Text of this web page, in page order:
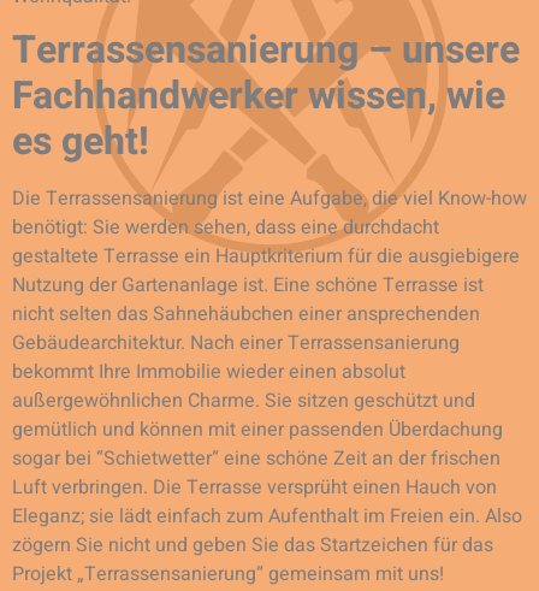
Terrassensanierung – unsere
Fachhandwerker wissen, wie
es geht!
Die Terrassensanierung ist eine Aufgabe, die viel Know-how
benötigt: Sie werden sehen, dass eine durchdacht
gestaltete Terrasse ein Hauptkriterium für die ausgiebigere
Nutzung der Gartenanlage ist. Eine schöne Terrasse ist
nicht selten das Sahnehäubchen einer ansprechenden
Gebäudearchitektur. Nach einer Terrassensanierung
bekommt Ihre Immobilie wieder einen absolut
außergewöhnlichen Charme. Sie sitzen geschützt und
gemütlich und können mit einer passenden Überdachung
sogar bei “Schietwetter“ eine schöne Zeit an der frischen
Luft verbringen. Die Terrasse versprüht einen Hauch von
Eleganz; sie lädt einfach zum Aufenthalt im Freien ein. Also
zögern Sie nicht und geben Sie das Startzeichen für das
Projekt „Terrassensanierung“ gemeinsam mit uns!